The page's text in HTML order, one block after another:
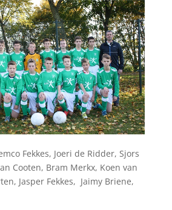
Fekkes, Joeri de Ridder, Sjors
Cooten, Bram Merkx, Koen van
Jasper Fekkes, Jaimy Briene,